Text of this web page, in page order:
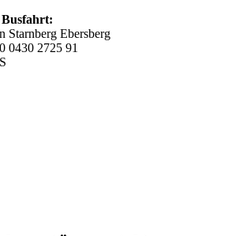
Starnberg Ebersberg
0430 2725 91